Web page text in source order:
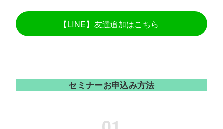
【LINE】友達追加はこちら
セミナーお申込み方法